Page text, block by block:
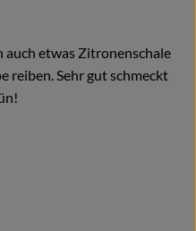
auch etwas Zitronenschale
reiben. Sehr gut schmeckt